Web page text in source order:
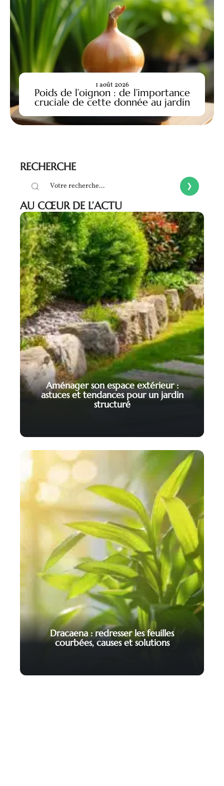
Poids de l’oignon : de l’importance
cruciale de cette donnée au jardin
1 août 2026
RECHERCHE
AU CŒUR DE L’ACTU
Aménager son espace extérieur :
astuces et tendances pour un jardin
structuré
Dracaena : redresser les feuilles
courbées, causes et solutions